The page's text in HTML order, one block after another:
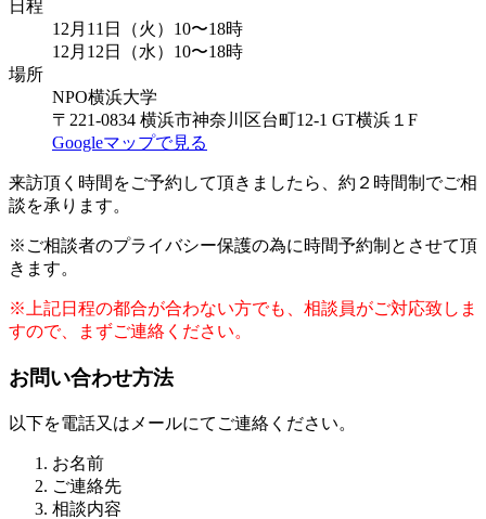
日程
12月11日（火）10〜18時
12月12日（水）10〜18時
場所
NPO横浜大学
〒221-0834 横浜市神奈川区台町12-1 GT横浜１F
Googleマップで見る
来訪頂く時間をご予約して頂きましたら、約２時間制でご相
談を承ります。
※ご相談者のプライバシー保護の為に時間予約制とさせて頂
きます。
※上記日程の都合が合わない方でも、相談員がご対応致しま
すので、まずご連絡ください。
お問い合わせ方法
以下を電話又はメールにてご連絡ください。
お名前
ご連絡先
相談内容